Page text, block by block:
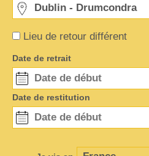
Lieu de retour différent
Date de retrait
Date de restitution